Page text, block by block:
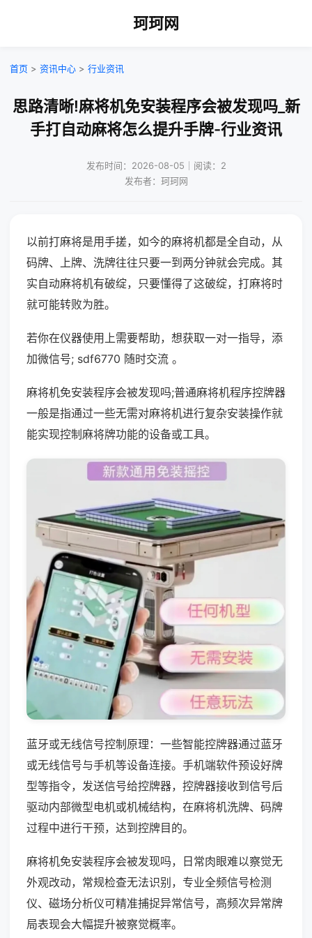
珂珂网
首页 > 资讯中心 > 行业资讯
思路清晰!麻将机免安装程序会被发现吗_新
手打自动麻将怎么提升手牌-行业资讯
发布时间：2026-08-05｜阅读：2
发布者：珂珂网
以前打麻将是用手搓，如今的麻将机都是全自动，从
码牌、上牌、洗牌往往只要一到两分钟就会完成。其
实自动麻将机有破绽，只要懂得了这破绽，打麻将时
就可能转败为胜。
若你在仪器使用上需要帮助，想获取一对一指导，添
加微信号; sdf6770 随时交流 。
麻将机免安装程序会被发现吗;普通麻将机程序控牌器
一般是指通过一些无需对麻将机进行复杂安装操作就
能实现控制麻将牌功能的设备或工具。
蓝牙或无线信号控制原理：一些智能控牌器通过蓝牙
或无线信号与手机等设备连接。手机端软件预设好牌
型等指令，发送信号给控牌器，控牌器接收到信号后
驱动内部微型电机或机械结构，在麻将机洗牌、码牌
过程中进行干预，达到控牌目的。
麻将机免安装程序会被发现吗，日常肉眼难以察觉无
外观改动，常规检查无法识别，专业全频信号检测
仪、磁场分析仪可精准捕捉异常信号，高频次异常牌
局表现会大幅提升被察觉概率。